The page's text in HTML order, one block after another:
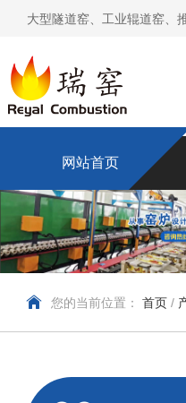
大型隧道窑、工业辊道窑、
网站首页
您的当前位置： 首页 /